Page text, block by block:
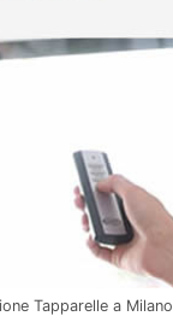
Tapparelle a Milano